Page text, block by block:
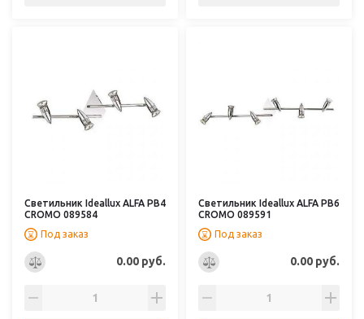
Светильник Ideallux ALFA PB4
CROMO 089584
Под заказ
0.00 руб.
Светильник Ideallux ALFA PB6
CROMO 089591
Под заказ
0.00 руб.